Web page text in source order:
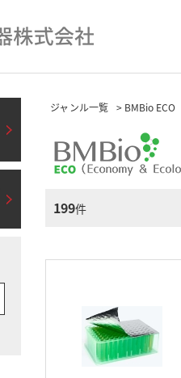
ジャンル一覧 > BMBio ECO
199件